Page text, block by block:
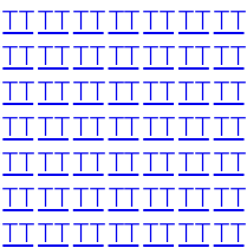
TTTTTTTTTTTTTT
TTTTTTTTTTTTTT
TTTTTTTTTTTTTT
TTTTTTTTTTTTTT
TTTTTTTTTTTTTT
TTTTTTTTTTTTTT
TTTTTTTTTTTTTT